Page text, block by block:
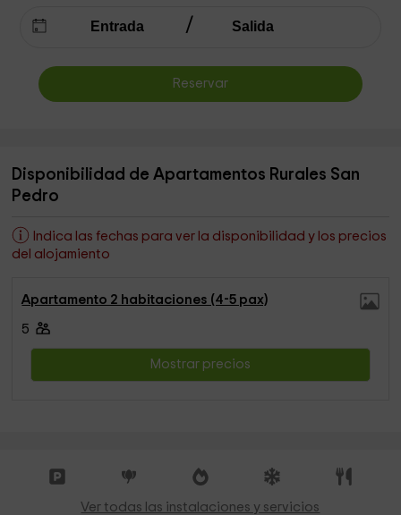
Reservar
Disponibilidad de Apartamentos Rurales San
Pedro
Indica las fechas para ver la disponibilidad y los precios
del alojamiento
Apartamento 2 habitaciones (4-5 pax)
5
Mostrar precios
Ver todas las instalaciones y servicios